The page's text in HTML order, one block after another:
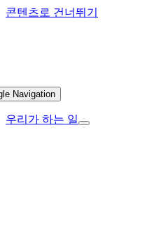
콘텐츠로 건너뛰기
Navigation
우리가 하는 일